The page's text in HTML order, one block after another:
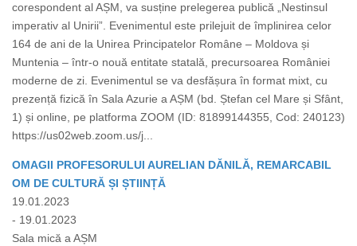
corespondent al AȘM, va susține prelegerea publică „Nestinsul
imperativ al Unirii”. Evenimentul este prilejuit de împlinirea celor
164 de ani de la Unirea Principatelor Române – Moldova și
Muntenia – într-o nouă entitate statală, precursoarea României
moderne de zi. Evenimentul se va desfășura în format mixt, cu
prezență fizică în Sala Azurie a AȘM (bd. Ștefan cel Mare și Sfânt,
1) și online, pe platforma ZOOM (ID: 81899144355, Cod: 240123)
https://us02web.zoom.us/j...
OMAGII PROFESORULUI AURELIAN DĂNILĂ, REMARCABIL
OM DE CULTURĂ ȘI ȘTIINȚĂ
19.01.2023
- 19.01.2023
Sala mică a AȘM